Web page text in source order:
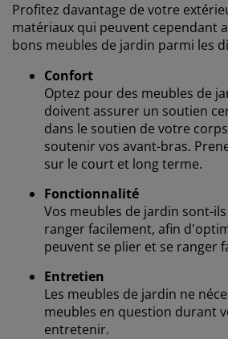
Profitez davantage de votre
matériaux qui peuvent cependant
bons meubles de jardin parmi les
Confort
Optez pour des meubles de
doivent assurer un soutien
dans le soutien de votre
soutenir vos avant-bras.
sur le court et long terme.
Fonctionnalité
Vos meubles de jardin sont-
ranger facilement, afin
peuvent se plier et se ranger
Entretien
Les meubles de jardin ne
meubles en question durant
entretenir.